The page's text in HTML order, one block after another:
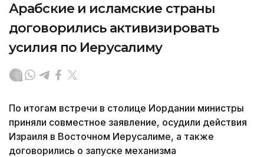
Арабские и исламские страны
договорились активизировать
усилия по Иерусалиму
По итогам встречи в столице Иордании министры
приняли совместное заявление, осудили действия
Израиля в Восточном Иерусалиме, а также
договорились о запуске механизма